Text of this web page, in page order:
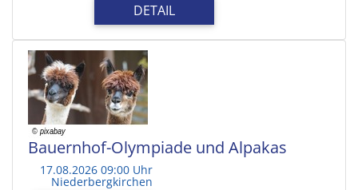
DETAIL
Bauernhof-Olympiade und Alpakas
17.08.2026 09:00 Uhr
Niederbergkirchen